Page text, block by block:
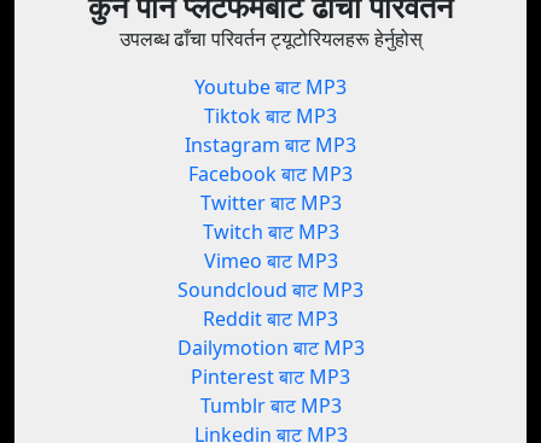
उपलब्ध ढाँचा परिवर्तन ट्यूटोरियलहरू हेर्नुहोस्
Youtube बाट MP3
Tiktok बाट MP3
Instagram बाट MP3
Facebook बाट MP3
Twitter बाट MP3
Twitch बाट MP3
Vimeo बाट MP3
Soundcloud बाट MP3
Reddit बाट MP3
Dailymotion बाट MP3
Pinterest बाट MP3
Tumblr बाट MP3
Linkedin बाट MP3